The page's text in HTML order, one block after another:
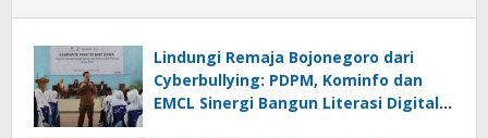
Lindungi Remaja Bojonegoro dari
Cyberbullying: PDPM, Kominfo dan
EMCL Sinergi Bangun Literasi Digital